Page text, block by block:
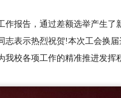
作报告， 通过差额选举产生了
志表示热烈祝贺!本次工会换
我校各项工作的精准推进发挥